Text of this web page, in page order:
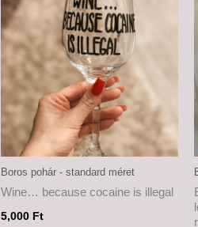
Boros pohár - standard méret
Wine… because cocaine is illegal
5,000 Ft